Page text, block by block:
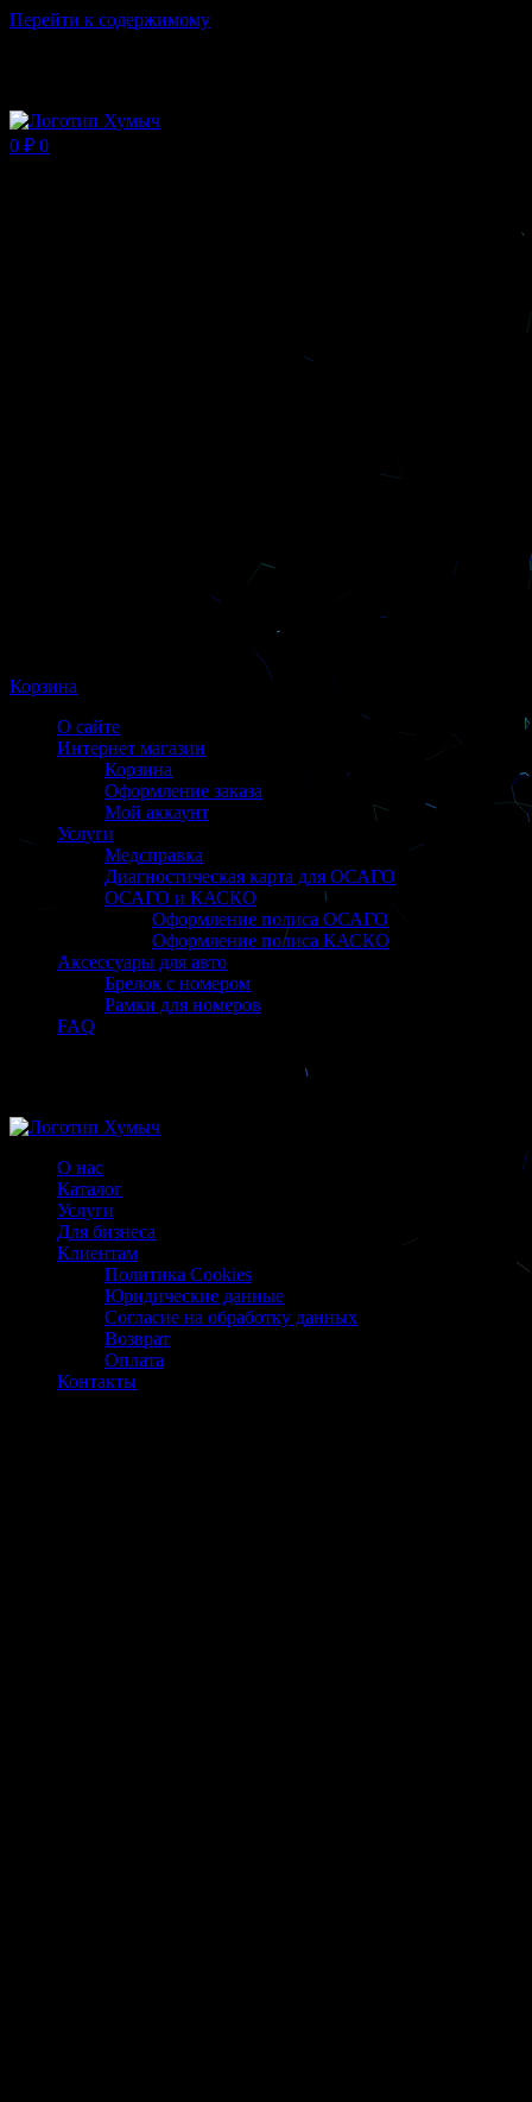
Перейти к содержимому
0 ₽ 0
Корзина
О сайте
Интернет магазин
Корзина
Оформление заказа
Мой аккаунт
Услуги
Медсправка
Диагностическая карта для ОСАГО
ОСАГО и КАСКО
Оформление полиса ОСАГО
Оформление полиса КАСКО
Аксессуары для авто
Брелок с номером
Рамки для номеров
FAQ
О нас
Каталог
Услуги
Для бизнеса
Клиентам
Политика Cookies
Юридические данные
Согласие на обработку данных
Возврат
Оплата
Контакты